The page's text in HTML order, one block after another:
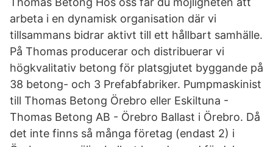
arbeta i en dynamisk organisation där vi
tillsammans bidrar aktivt till ett hållbart samhälle.
På Thomas producerar och distribuerar vi
högkvalitativ betong för platsgjutet byggande på
38 betong- och 3 Prefabfabriker. Pumpmaskinist
till Thomas Betong Örebro eller Eskiltuna -
Thomas Betong AB - Örebro Ballast i Örebro. Då
det inte finns så många företag (endast 2) i